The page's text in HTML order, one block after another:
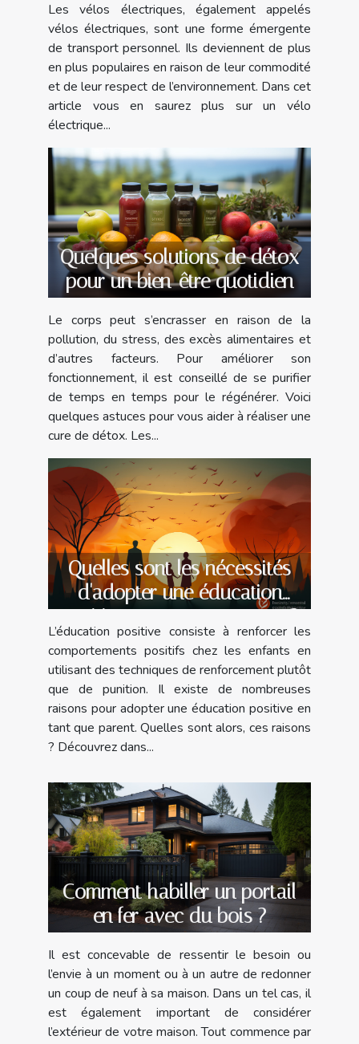
Les vélos électriques, également appelés
vélos électriques, sont une forme émergente
de transport personnel. Ils deviennent de plus
en plus populaires en raison de leur commodité
et de leur respect de l’environnement. Dans cet
article vous en saurez plus sur un vélo
électrique...
Quelques solutions de détox
pour un bien-être quotidien
Le corps peut s’encrasser en raison de la
pollution, du stress, des excès alimentaires et
d’autres facteurs. Pour améliorer son
fonctionnement, il est conseillé de se purifier
de temps en temps pour le régénérer. Voici
quelques astuces pour vous aider à réaliser une
cure de détox. Les...
Quelles sont les nécessités
d'adopter une éducation
positive en tant que parent ?
L’éducation positive consiste à renforcer les
comportements positifs chez les enfants en
utilisant des techniques de renforcement plutôt
que de punition. Il existe de nombreuses
raisons pour adopter une éducation positive en
tant que parent. Quelles sont alors, ces raisons
? Découvrez dans...
Comment habiller un portail
en fer avec du bois ?
Il est concevable de ressentir le besoin ou
l’envie à un moment ou à un autre de redonner
un coup de neuf à sa maison. Dans un tel cas, il
est également important de considérer
l’extérieur de votre maison. Tout commence par